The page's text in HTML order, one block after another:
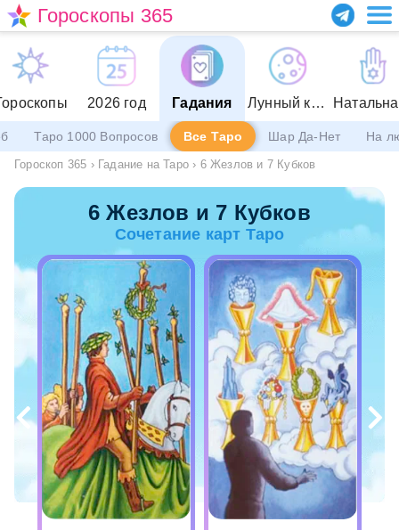
Гороскопы 365
2026 год Гадания Лунный календарь
Таро 1000 Вопросов Все Таро Шар Да-Нет На
Гороскоп 365 › Гадание на Таро › 6 Жезлов и 7 Кубков
6 Жезлов и 7 Кубков
Сочетание карт Таро